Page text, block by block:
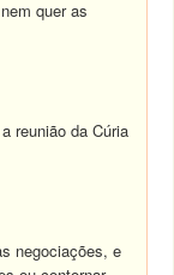
quer as
reunião da Cúria
negociações, e